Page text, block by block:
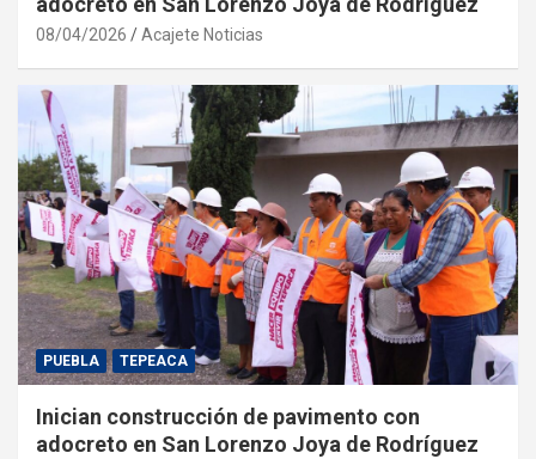
08/04/2026 Acajete Noticias
PUEBLA TEPEACA
Inician construcción de pavimento con
adocreto en San Lorenzo Joya de Rodríguez